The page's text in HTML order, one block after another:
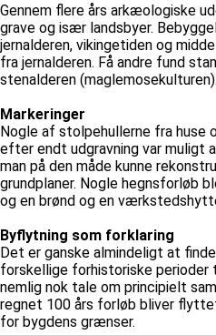
Gennem flere års arkæologiske
grave og især landsbyer.
jernalderen, vikingetiden og
fra jernalderen. Få andre fund
stenalderen (maglemosekulturen).
Markeringer
Nogle af stolpehullerne fra huse
efter endt udgravning var muligt
man på den måde kunne
grundplaner. Nogle hegnsforløb
og en brønd og en
Byflytning som forklaring
Det er ganske almindeligt at
forskellige forhistoriske perioder
nemlig nok tale om principielt
regnet 100 års forløb bliver
for bygdens grænser.